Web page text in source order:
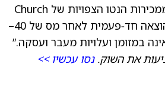
מקובלים, צפויה להיסגר לפני סוף השנה. מותגי ה‑VMS מהווים פחות מ‑5% ממכירות הנטו הצפויות של Church
& Dwight לשנת 2025. בעקבות העסקה, Church & Dwight צופה לרשום הוצאה חד‑פעמית לאחר מס של 40–
את השוק.נסו עכשיו >>